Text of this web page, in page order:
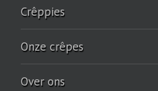
Crêppies
Onze crêpes
Over ons